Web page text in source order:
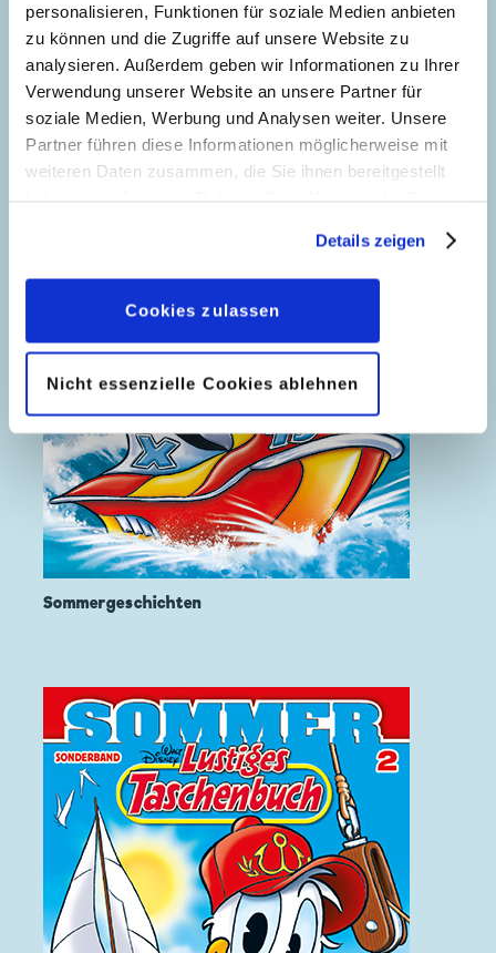
personalisieren, Funktionen für soziale Medien anbieten
zu können und die Zugriffe auf unsere Website zu
analysieren. Außerdem geben wir Informationen zu Ihrer
Verwendung unserer Website an unsere Partner für
soziale Medien, Werbung und Analysen weiter. Unsere
Partner führen diese Informationen möglicherweise mit
weiteren Daten zusammen, die Sie ihnen bereitgestellt
geben, können Sie diese jederzeit in der
Datenschutzerklärungwieder widerrufen.
Details zeigen
Cookies zulassen
Nicht essenzielle Cookies ablehnen
Sommergeschichten